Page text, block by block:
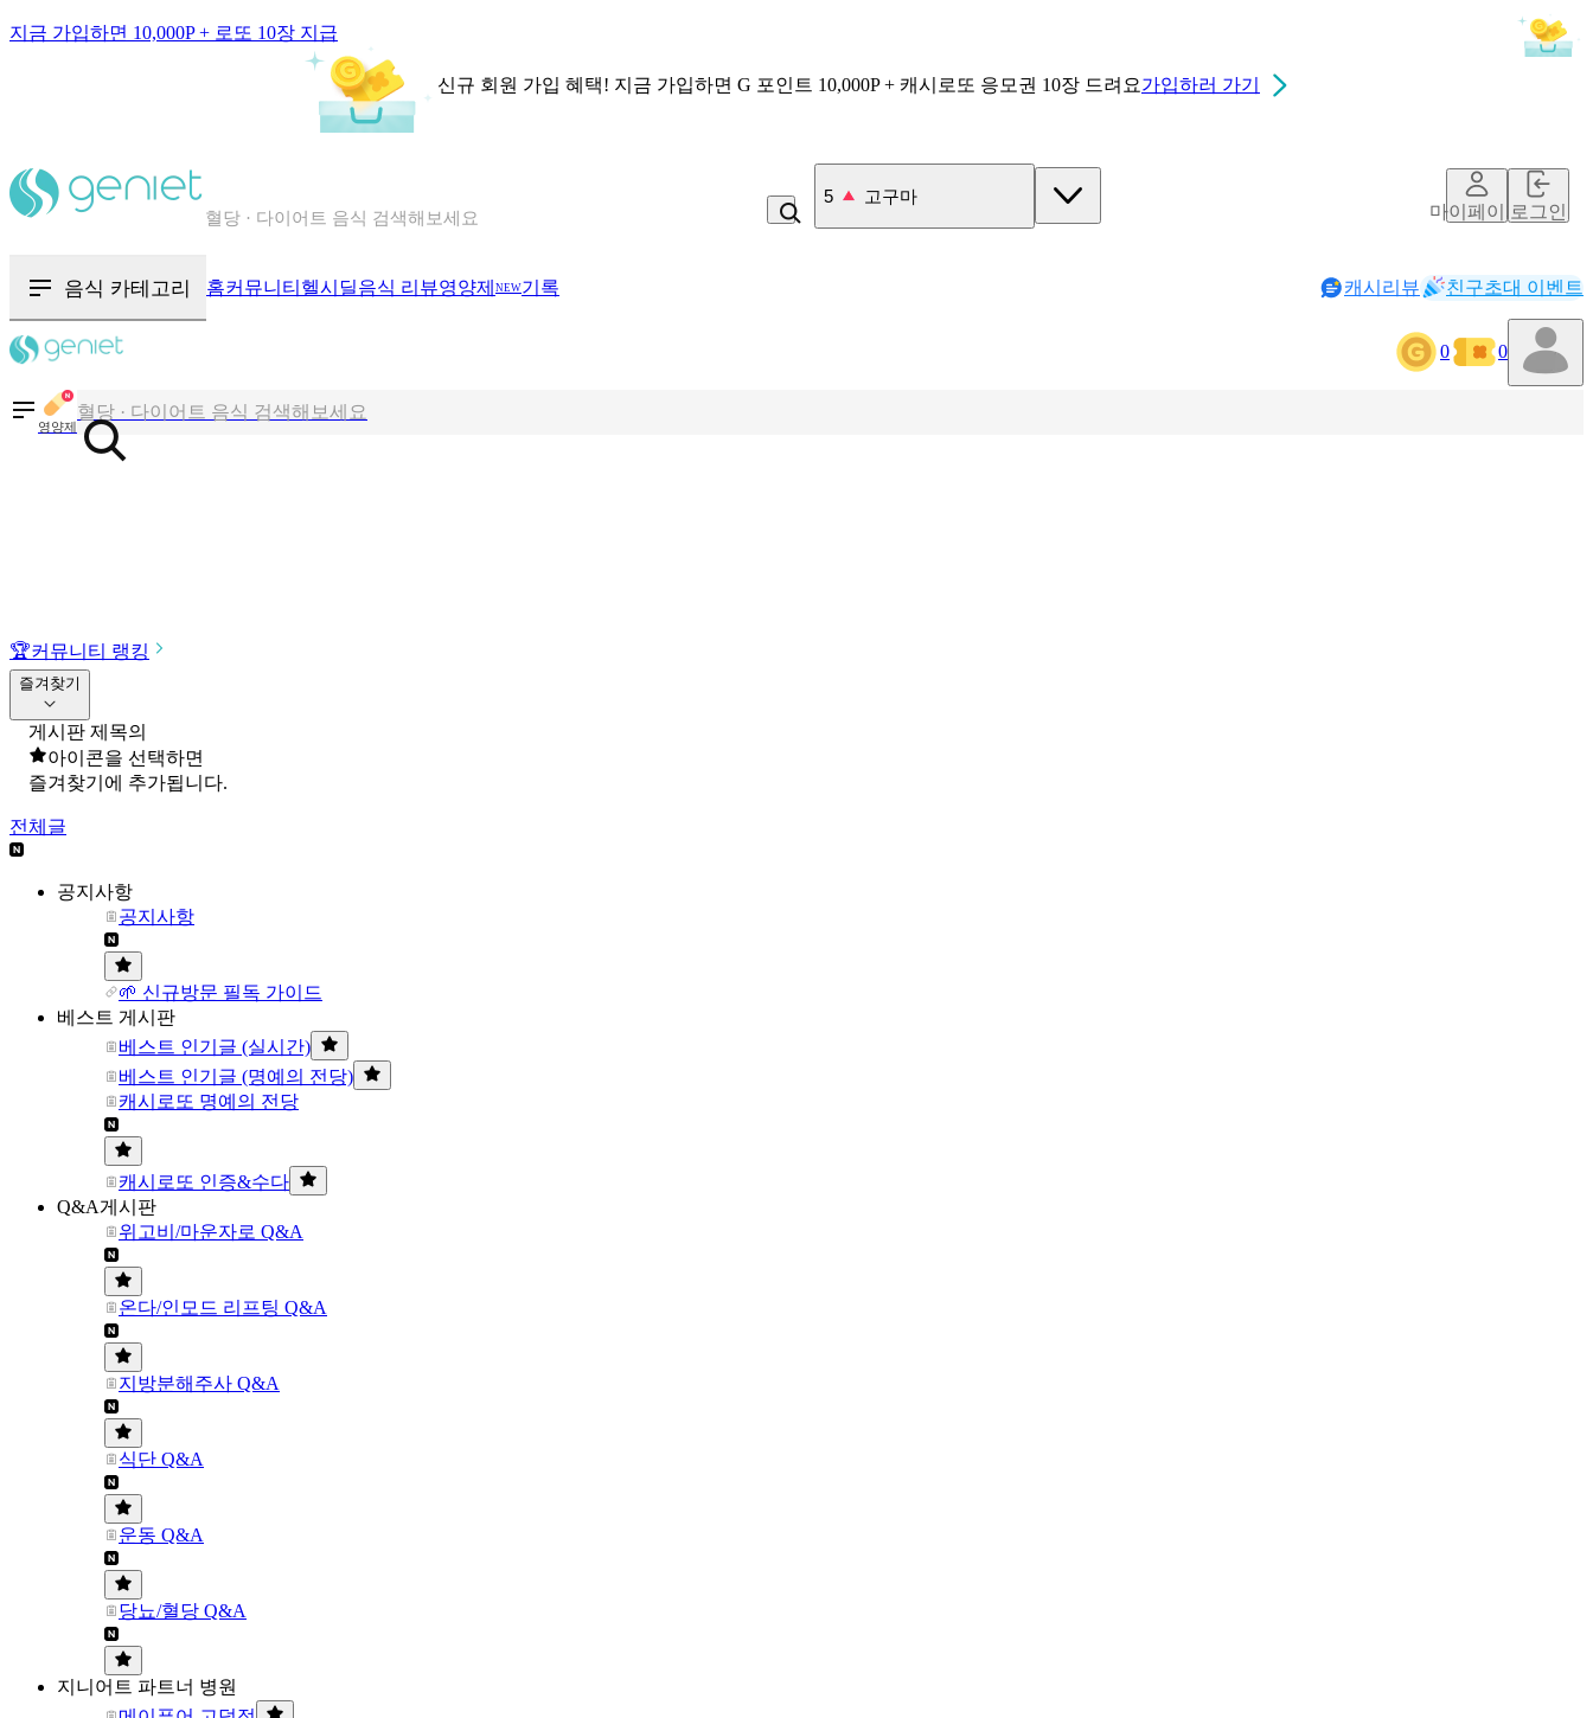
지금 가입하면 10,000P + 로또 10장 지급
신규 회원 가입 혜택! 지금 가입하면 G 포인트 10,000P + 캐시로또 응모권 10장 드려요가입하러 가기
칼로리와 영양성분을 검색해보세요
음식 · 영양제 리뷰를 찾아보세요
6 김치
마이페이지로그인
음식 카테고리 홈커뮤니티 헬시딜음식 리뷰영양제 NEW기록 캐시리뷰 친구초대 이벤트
0 0
영양제
칼로리와 영양성분을 검색해보세요
음식 · 영양제 리뷰를 찾아보세요
🏆커뮤니티 랭킹
즐겨찾기
게시판 제목의
아이콘을 선택하면
즐겨찾기에 추가됩니다.
전체글
공지사항
공지사항
🌱 신규방문 필독 가이드
베스트 게시판
베스트 인기글 (실시간)
베스트 인기글 (명예의 전당)
캐시로또 명예의 전당
캐시로또 인증&수다
Q&A게시판
위고비/마운자로 Q&A
온다/인모드 리프팅 Q&A
지방분해주사 Q&A
식단 Q&A
운동 Q&A
당뇨/혈당 Q&A
지니어트 파트너 병원